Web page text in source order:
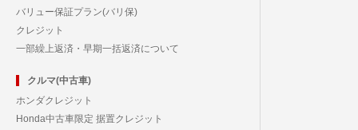
バリュー保証プラン(バリ保)
クレジット
一部繰上返済・早期一括返済について
クルマ(中古車)
ホンダクレジット
Honda中古車限定 据置クレジット